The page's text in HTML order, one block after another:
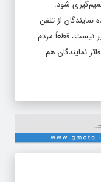
شود.
نمایندگان از تلفن
نیست، قطعاً مردم
نمایندگان هم